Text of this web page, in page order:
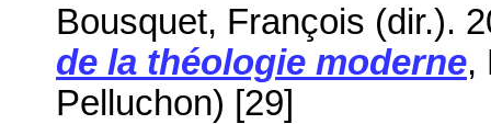
Bousquet, François (dir.).
de la théologie moderne,
Pelluchon) [29]